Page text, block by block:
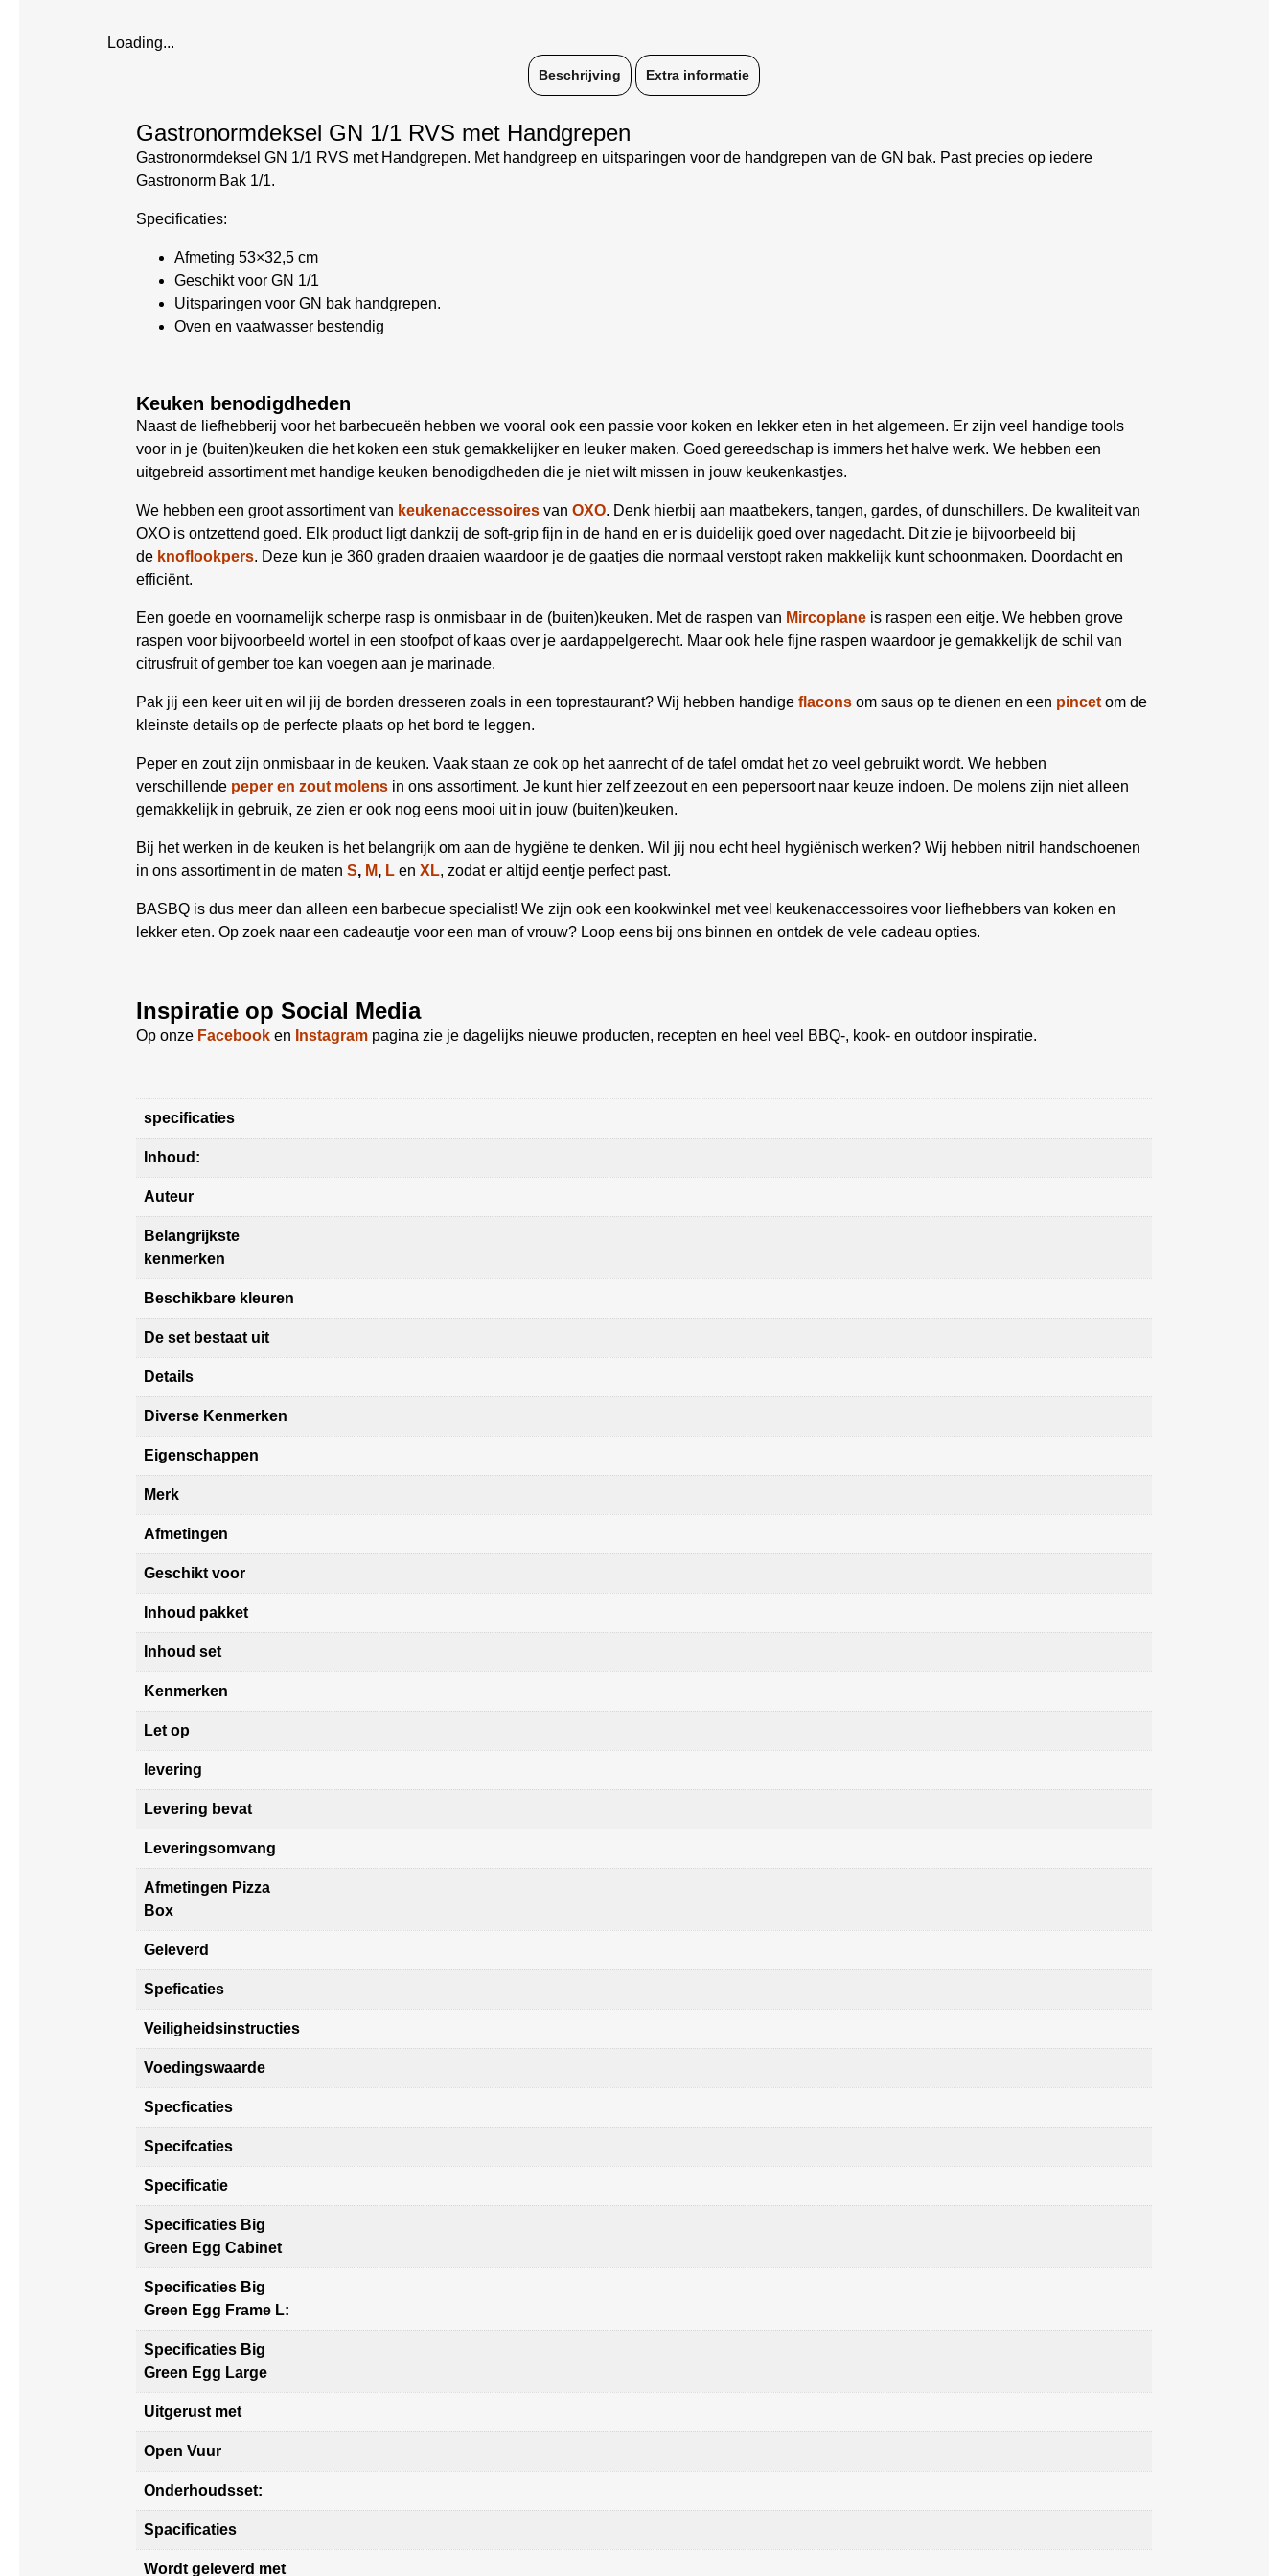
Loading...
Beschrijving Extra informatie
Gastronormdeksel GN 1/1 RVS met Handgrepen
Gastronormdeksel GN 1/1 RVS met Handgrepen. Met handgreep en uitsparingen voor de handgrepen van de GN bak. Past precies op iedere
Gastronorm Bak 1/1.
Specificaties:
Afmeting 53×32,5 cm
Geschikt voor GN 1/1
Uitsparingen voor GN bak handgrepen.
Oven en vaatwasser bestendig
Keuken benodigdheden
Naast de liefhebberij voor het barbecueën hebben we vooral ook een passie voor koken en lekker eten in het algemeen. Er zijn veel handige tools
voor in je (buiten)keuken die het koken een stuk gemakkelijker en leuker maken. Goed gereedschap is immers het halve werk. We hebben een
uitgebreid assortiment met handige keuken benodigdheden die je niet wilt missen in jouw keukenkastjes.
We hebben een groot assortiment van keukenaccessoires van OXO. Denk hierbij aan maatbekers, tangen, gardes, of dunschillers. De kwaliteit van
OXO is ontzettend goed. Elk product ligt dankzij de soft-grip fijn in de hand en er is duidelijk goed over nagedacht. Dit zie je bijvoorbeeld bij
de knoflookpers. Deze kun je 360 graden draaien waardoor je de gaatjes die normaal verstopt raken makkelijk kunt schoonmaken. Doordacht en
efficiënt.
Een goede en voornamelijk scherpe rasp is onmisbaar in de (buiten)keuken. Met de raspen van Mircoplane is raspen een eitje. We hebben grove
raspen voor bijvoorbeeld wortel in een stoofpot of kaas over je aardappelgerecht. Maar ook hele fijne raspen waardoor je gemakkelijk de schil van
citrusfruit of gember toe kan voegen aan je marinade.
Pak jij een keer uit en wil jij de borden dresseren zoals in een toprestaurant? Wij hebben handige flacons om saus op te dienen en een pincet om de
kleinste details op de perfecte plaats op het bord te leggen.
Peper en zout zijn onmisbaar in de keuken. Vaak staan ze ook op het aanrecht of de tafel omdat het zo veel gebruikt wordt. We hebben
verschillende peper en zout molens in ons assortiment. Je kunt hier zelf zeezout en een pepersoort naar keuze indoen. De molens zijn niet alleen
gemakkelijk in gebruik, ze zien er ook nog eens mooi uit in jouw (buiten)keuken.
Bij het werken in de keuken is het belangrijk om aan de hygiëne te denken. Wil jij nou echt heel hygiënisch werken? Wij hebben nitril handschoenen
in ons assortiment in de maten S, M, L en XL, zodat er altijd eentje perfect past.
BASBQ is dus meer dan alleen een barbecue specialist! We zijn ook een kookwinkel met veel keukenaccessoires voor liefhebbers van koken en
lekker eten. Op zoek naar een cadeautje voor een man of vrouw? Loop eens bij ons binnen en ontdek de vele cadeau opties.
Inspiratie op Social Media
Op onze Facebook en Instagram pagina zie je dagelijks nieuwe producten, recepten en heel veel BBQ-, kook- en outdoor inspiratie.
specificaties
Inhoud:
Auteur
Belangrijkste
kenmerken
Beschikbare kleuren
De set bestaat uit
Details
Diverse Kenmerken
Eigenschappen
Merk
Afmetingen
Geschikt voor
Inhoud pakket
Inhoud set
Kenmerken
Let op
levering
Levering bevat
Leveringsomvang
Afmetingen Pizza
Box
Geleverd
Speficaties
Veiligheidsinstructies
Voedingswaarde
Specficaties
Specifcaties
Specificatie
Specificaties Big
Green Egg Cabinet
Specificaties Big
Green Egg Frame L:
Specificaties Big
Green Egg Large
Uitgerust met
Open Vuur
Onderhoudsset:
Spacificaties
Wordt geleverd met